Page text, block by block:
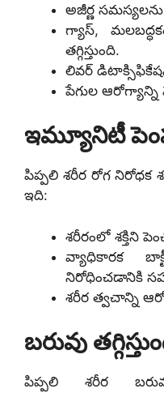
అజీర్ణ
గ్యాస్,
తగ్గిస్తుంది.
లివర్
పేగుల ఆరోగ్యాన్ని
ఇమ్యూనిటీ
పిప్పలి శరీర రోగ నిరోధక
ఇది:
శరీరంలో శక్తిని
వ్యాధికారక
నిరోధించడానికి
శరీర త్వచాన్ని
బరువు
పిప్పలి శరీర